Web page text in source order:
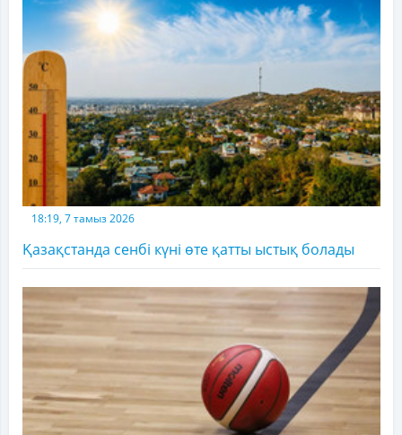
18:19, 7 тамыз 2026
Қазақстанда сенбі күні өте қатты ыстық болады